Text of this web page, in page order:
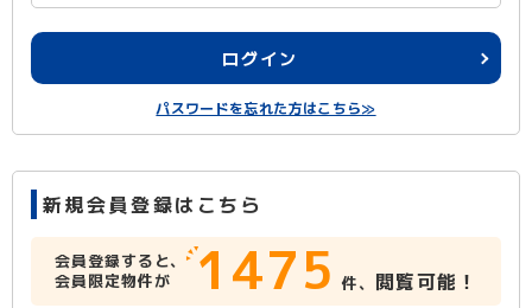
ログイン
パスワードを忘れた方はこちら≫
新規会員登録はこちら
会員登録すると、
会員限定物件が
1475 件、 閲覧可能！